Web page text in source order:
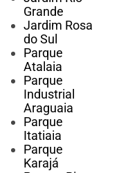
Grande
Jardim Rosa
do Sul
Parque
Atalaia
Parque
Industrial
Araguaia
Parque
Itatiaia
Parque
Karajá